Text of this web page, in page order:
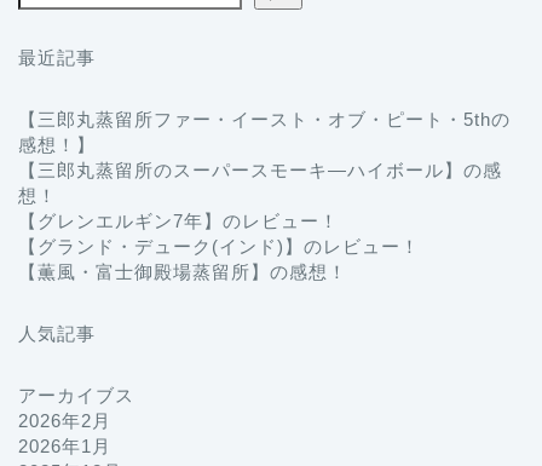
最近記事
【三郎丸蒸留所ファー・イースト・オブ・ピート・5thの
感想！】
【三郎丸蒸留所のスーパースモーキ―ハイボール】の感
想！
【グレンエルギン7年】のレビュー！
【グランド・デューク(インド)】のレビュー！
【薫風・富士御殿場蒸留所】の感想！
人気記事
アーカイブス
2026年2月
2026年1月